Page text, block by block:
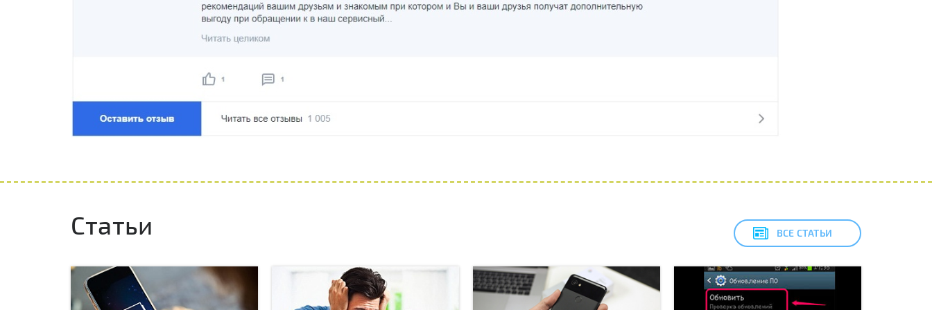
Статьи ВСЕ СТАТЬИ